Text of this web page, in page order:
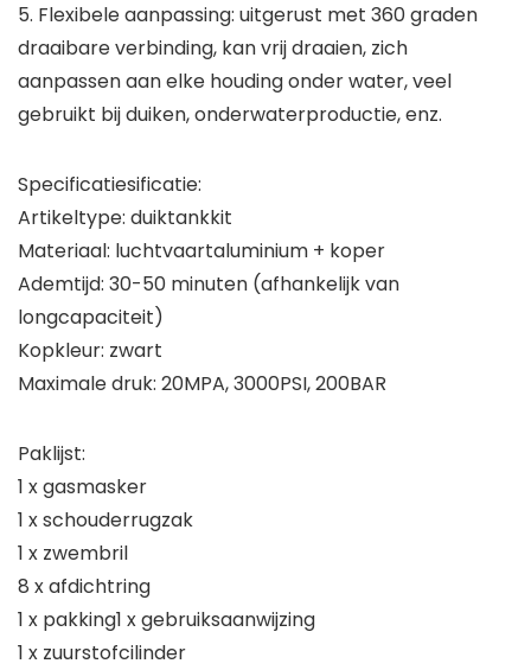
5. Flexibele aanpassing: uitgerust met 360 graden
draaibare verbinding, kan vrij draaien, zich
aanpassen aan elke houding onder water, veel
gebruikt bij duiken, onderwaterproductie, enz.
Specificatiesificatie:
Artikeltype: duiktankkit
Materiaal: luchtvaartaluminium + koper
Ademtijd: 30-50 minuten (afhankelijk van
longcapaciteit)
Kopkleur: zwart
Maximale druk: 20MPA, 3000PSI, 200BAR
Paklijst:
1 x gasmasker
1 x schouderrugzak
1 x zwembril
8 x afdichtring
1 x pakking1 x gebruiksaanwijzing
1 x zuurstofcilinder